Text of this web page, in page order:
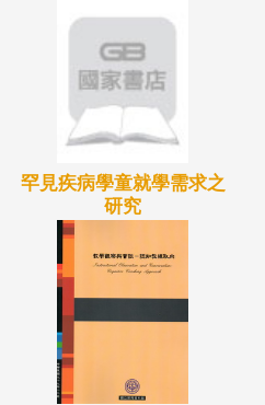
罕見疾病學童就學需求之
研究